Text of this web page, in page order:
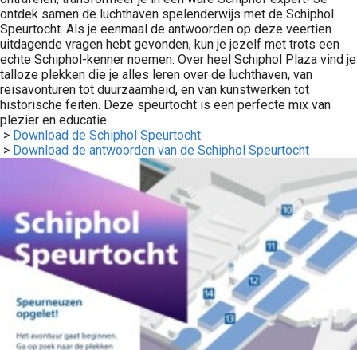
ontdek samen de luchthaven spelenderwijs met de Schiphol
Speurtocht. Als je eenmaal de antwoorden op deze veertien
uitdagende vragen hebt gevonden, kun je jezelf met trots een
echte Schiphol-kenner noemen. Over heel Schiphol Plaza vind je
talloze plekken die je alles leren over de luchthaven, van
reisavonturen tot duurzaamheid, en van kunstwerken tot
historische feiten. Deze speurtocht is een perfecte mix van
plezier en educatie.
> Download de Schiphol Speurtocht
> Download de antwoorden van de Schiphol Speurtocht